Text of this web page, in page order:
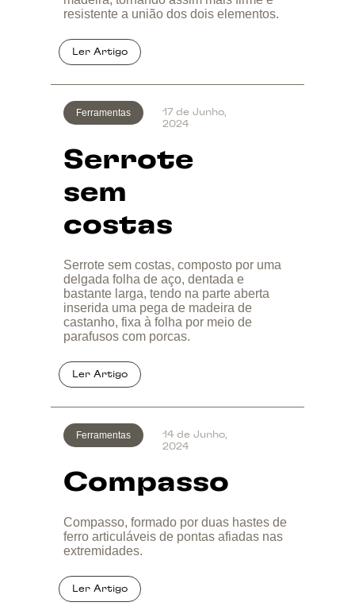
resistente a união dos dois elementos.
Ferramentas
Serrote
sem
costas
17 de Junho,
2024
Serrote sem costas, composto por uma
delgada folha de aço, dentada e
bastante larga, tendo na parte aberta
inserida uma pega de madeira de
castanho, fixa à folha por meio de
parafusos com porcas.
Ferramentas
Compasso
14 de Junho,
2024
Compasso, formado por duas hastes de
ferro articuláveis de pontas afiadas nas
extremidades.